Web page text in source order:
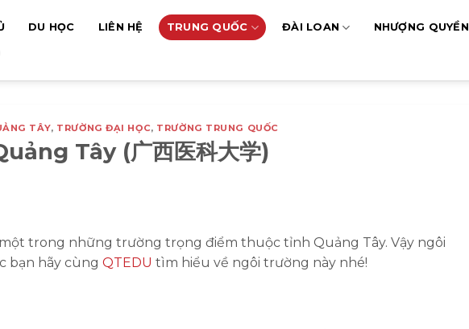
DU HỌC LIÊN HỆ TRUNG QUỐC ĐÀI LOAN NHƯỢNG QUYỀN
TÂY, TRƯỜNG ĐẠI HỌC, TRƯỜNG TRUNG QUỐC
Tây (广西医科大学)
trong những trường trọng điểm thuộc tỉnh Quảng Tây. Vậy ngôi
bạn hãy cùng QTEDU tìm hiểu về ngôi trường này nhé!